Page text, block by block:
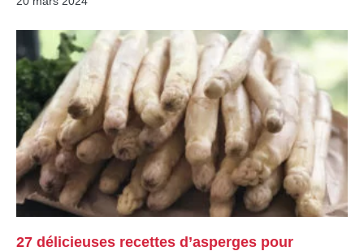
27 délicieuses recettes d’asperges pour